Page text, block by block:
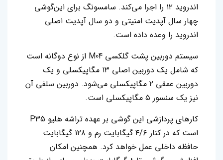
اندروید ۱۲ را اجرا می‌کند.‌ سامسونگ برای این‌گوشی
چهار سال آپدیت امنیتی و دو سال آپدیت اصلی
اندروید را وعده داده است.
سیستم دوربین پشت گلکسی M04 از نوع دو‌گانه است
که شامل یک دوربین اصلی ۱۳ مگاپیکسلی و یک
دوربین عمقی ۲ مگاپیکسلی می‌شود. دوربین سلفی آن
نیز یک سنسور ۵ مگاپیکسلی است.
کارهای پردازشی این گوشی بر عهده تراشه هلیو P35
است که در کنار ۴/۶ گیگابایت رم و ۱۲۸ گیگابایت
حافظه داخلی عمل خواهد کرد. همچنین امکان